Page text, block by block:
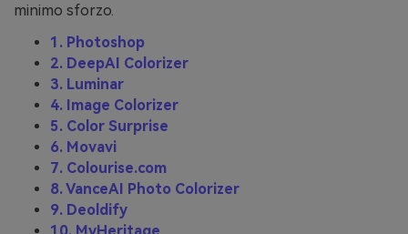
minimo sforzo.
1. Photoshop
2. DeepAI Colorizer
3. Luminar
4. Image Colorizer
5. Color Surprise
6. Movavi
7. Colourise.com
8. VanceAI Photo Colorizer
9. Deoldify